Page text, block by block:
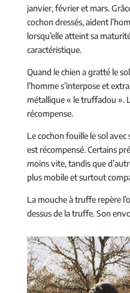
janvier, février et mars.
cochon dressés, aident
lorsqu’elle atteint sa
caractéristique.
Quand le chien a gratté le
l’homme s’interpose et
métallique « le truffadou ».
récompense.
Le cochon fouille le sol
est récompensé. Certains
moins vite, tandis que
plus mobile et surtout
La mouche à truffe repère
dessus de la truffe. Son